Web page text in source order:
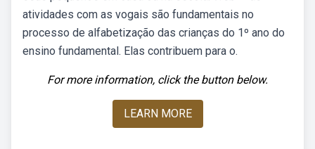
atividades com as vogais são fundamentais no
processo de alfabetização das crianças do 1º ano do
ensino fundamental. Elas contribuem para o.
For more information, click the button below.
LEARN MORE